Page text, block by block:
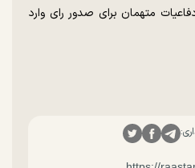
متهمان برای صدور رای وارد